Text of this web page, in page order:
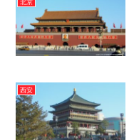
西安